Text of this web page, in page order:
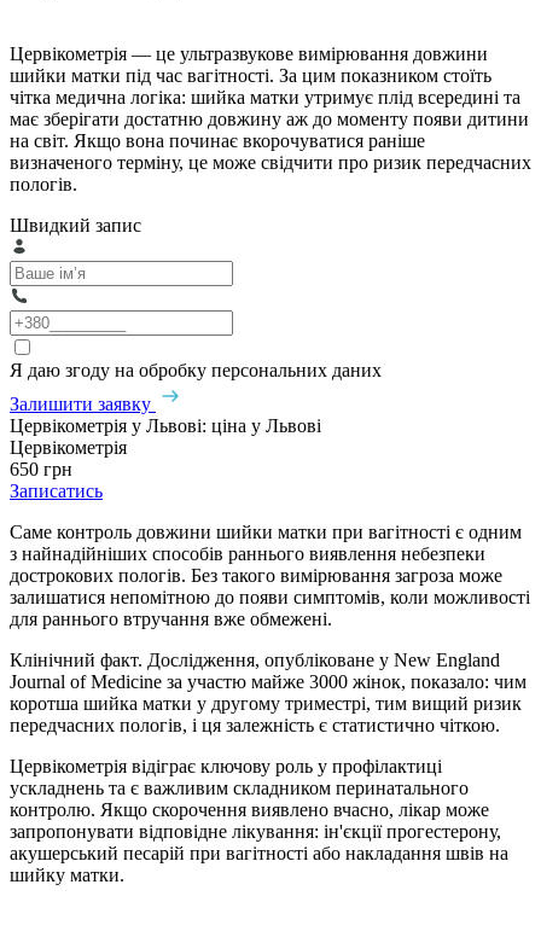
Цервікометрія — це ультразвукове вимірювання довжини
шийки матки під час вагітності. За цим показником стоїть
чітка медична логіка: шийка матки утримує плід всередині та
має зберігати достатню довжину аж до моменту появи дитини
на світ. Якщо вона починає вкорочуватися раніше
визначеного терміну, це може свідчити про ризик передчасних
пологів.
Швидкий запис
Я даю згоду на обробку персональних даних
Залишити заявку
Цервікометрія у Львові: ціна у Львові
Цервікометрія
650 грн
Записатись
Саме контроль довжини шийки матки при вагітності є одним
з найнадійніших способів раннього виявлення небезпеки
дострокових пологів. Без такого вимірювання загроза може
залишатися непомітною до появи симптомів, коли можливості
для раннього втручання вже обмежені.
Клінічний факт. Дослідження, опубліковане у New England
Journal of Medicine за участю майже 3000 жінок, показало: чим
коротша шийка матки у другому триместрі, тим вищий ризик
передчасних пологів, і ця залежність є статистично чіткою.
Цервікометрія відіграє ключову роль у профілактиці
ускладнень та є важливим складником перинатального
контролю. Якщо скорочення виявлено вчасно, лікар може
запропонувати відповідне лікування: ін'єкції прогестерону,
акушерський песарій при вагітності або накладання швів на
шийку матки.